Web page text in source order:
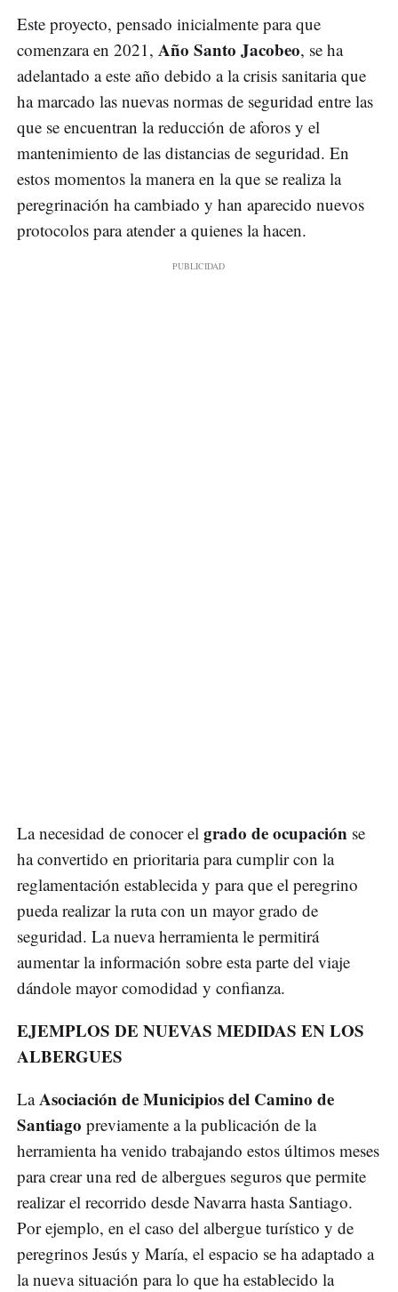
Este proyecto, pensado inicialmente para que
comenzara en 2021, Año Santo Jacobeo, se ha
adelantado a este año debido a la crisis sanitaria que
ha marcado las nuevas normas de seguridad entre las
que se encuentran la reducción de aforos y el
mantenimiento de las distancias de seguridad. En
estos momentos la manera en la que se realiza la
peregrinación ha cambiado y han aparecido nuevos
protocolos para atender a quienes la hacen.
La necesidad de conocer el grado de ocupación se
ha convertido en prioritaria para cumplir con la
reglamentación establecida y para que el peregrino
pueda realizar la ruta con un mayor grado de
seguridad. La nueva herramienta le permitirá
aumentar la información sobre esta parte del viaje
dándole mayor comodidad y confianza.
EJEMPLOS DE NUEVAS MEDIDAS EN LOS
ALBERGUES
LaAsociación de Municipios del Camino de
Santiago previamente a la publicación de la
herramienta ha venido trabajando estos últimos meses
para crear una red de albergues seguros que permite
realizar el recorrido desde Navarra hasta Santiago.
Por ejemplo, en el caso del albergue turístico y de
peregrinos Jesús y María, el espacio se ha adaptado a
la nueva situación para lo que ha establecido la